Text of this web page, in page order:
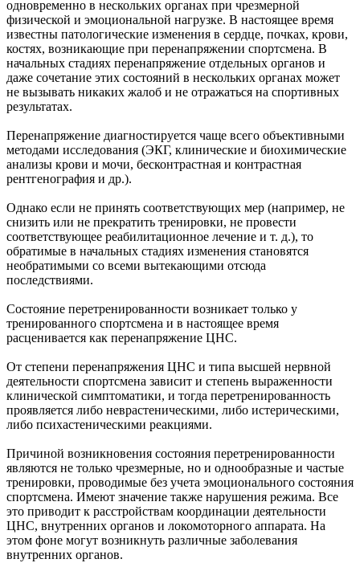
одновременно в нескольких органах при чрезмерной
физической и эмоциональной нагрузке. В настоящее время
известны патологические изменения в сердце, почках, крови,
костях, возникающие при перенапряжении спортсмена. В
начальных стадиях перенапряжение отдельных органов и
даже сочетание этих состояний в нескольких органах может
не вызывать никаких жалоб и не отражаться на спортивных
результатах.
Перенапряжение диагностируется чаще всего объективными
методами исследования (ЭКГ, клинические и биохимические
анализы крови и мочи, бесконтрастная и контрастная
рентгенография и др.).
Однако если не принять соответствующих мер (например, не
снизить или не прекратить тренировки, не провести
соответствующее реабилитационное лечение и т. д.), то
обратимые в начальных стадиях изменения становятся
необратимыми со всеми вытекающими отсюда
последствиями.
Состояние перетренированности возникает только у
тренированного спортсмена и в настоящее время
расценивается как перенапряжение ЦНС.
От степени перенапряжения ЦНС и типа высшей нервной
деятельности спортсмена зависит и степень выраженности
клинической симптоматики, и тогда перетренированность
проявляется либо неврастеническими, либо истерическими,
либо психастеническими реакциями.
Причиной возникновения состояния перетренированности
являются не только чрезмерные, но и однообразные и частые
тренировки, проводимые без учета эмоционального состояния
спортсмена. Имеют значение также нарушения режима. Все
это приводит к расстройствам координации деятельности
ЦНС, внутренних органов и локомоторного аппарата. На
этом фоне могут возникнуть различные заболевания
внутренних органов.